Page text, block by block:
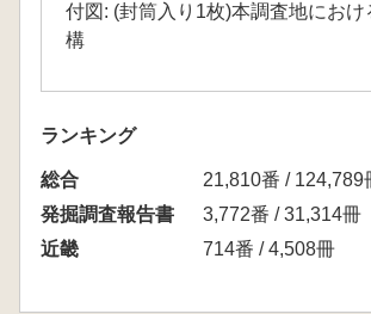
付図: (封筒入り1枚)本調査地におけ
構
ランキング
総合
21,810番 / 124,789
発掘調査報告書
3,772番 / 31,314冊
近畿
714番 / 4,508冊